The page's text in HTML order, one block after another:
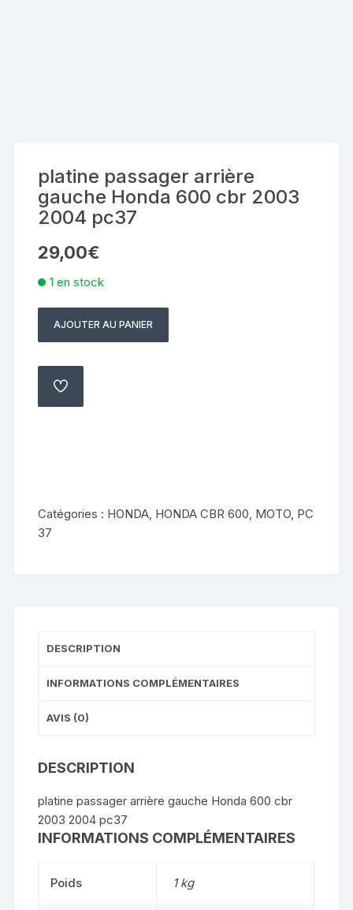
platine passager arrière
gauche Honda 600 cbr 2003
2004 pc37
29,00€
1 en stock
quantité
platine
passager
arrière
2004
pc37
AJOUTER AU PANIER
AJOUTER
Catégories : HONDA HONDA CBR 600 MOTO PC
37
DESCRIPTION
INFORMATIONS COMPLÉMENTAIRES
AVIS (0)
DESCRIPTION
platine passager arrière gauche Honda 600 cbr
2003 2004 pc37
INFORMATIONS COMPLÉMENTAIRES
Poids 1 kg